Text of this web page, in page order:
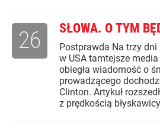
SŁOWA. O TYM
Postprawda Na trzy
w USA tamtejsze
obiegła wiadomość o
prowadzącego
Clinton. Artykuł
z prędkością
26